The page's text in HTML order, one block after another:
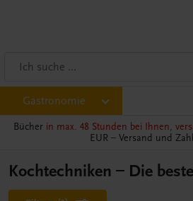
Gastronomie
Bücher in max. 48 Stunden bei Ihnen,
EUR – Versand und
Kochtechniken – Die